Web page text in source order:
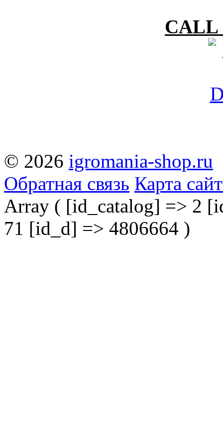
CALL
© 2026 igromania-shop.ru
Обратная связь Карта
Array ( [id_catalog] => 2
71 [id_d] => 4806664 )